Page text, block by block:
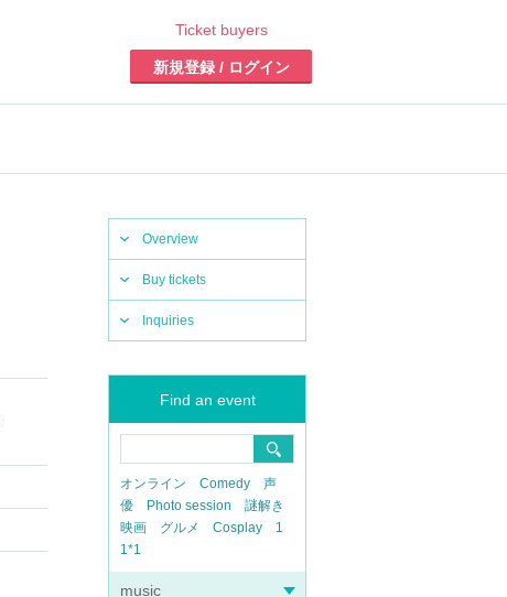
Ticket buyers
新規登録 / ログイン
Overview
Buy tickets
Inquiries
Find an event
オンライン Comedy
声
優
Photo session
謎解き
映画
グルメ Cosplay
1
1*1
music